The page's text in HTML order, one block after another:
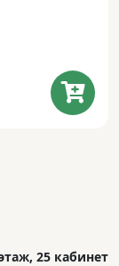
25 кабинет